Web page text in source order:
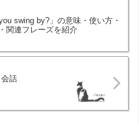
you swing by?」の意味・使い方・
関連フレーズを紹介
会話